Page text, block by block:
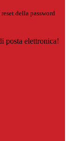
della password
posta elettronica!